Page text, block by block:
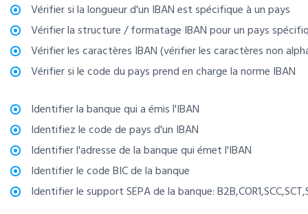
Vérifier si la longueur d'un IBAN est spécifique à un pays
Vérifier la structure / formatage IBAN pour un pays
Vérifier les caractères IBAN (vérifier les caractères non
Vérifier si le code du pays prend en charge la norme IBAN
Identifier la banque qui a émis l'IBAN
Identifiez le code de pays d'un IBAN
Identifier l'adresse de la banque qui émet l'IBAN
Identifier le code BIC de la banque
Identifier le support SEPA de la banque: